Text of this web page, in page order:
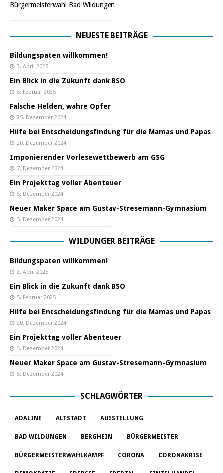
Bürgermeisterwahl Bad Wildungen
NEUESTE BEITRÄGE
Bildungspaten willkommen!
3. April 2025
Ein Blick in die Zukunft dank BSO
5. Februar 2025
Falsche Helden, wahre Opfer
25. Dezember 2024
Hilfe bei Entscheidungsfindung für die Mamas und Papas
20. Dezember 2024
Imponierender Vorlesewettbewerb am GSG
7. Dezember 2024
Ein Projekttag voller Abenteuer
5. Dezember 2024
Neuer Maker Space am Gustav-Stresemann-Gymnasium
5. Dezember 2024
WILDUNGER BEITRÄGE
Bildungspaten willkommen!
3. April 2025
Ein Blick in die Zukunft dank BSO
5. Februar 2025
Hilfe bei Entscheidungsfindung für die Mamas und Papas
20. Dezember 2024
Ein Projekttag voller Abenteuer
5. Dezember 2024
Neuer Maker Space am Gustav-Stresemann-Gymnasium
5. Dezember 2024
SCHLAGWÖRTER
ADALINE ALTSTADT AUSSTELLUNG
BAD WILDUNGEN BERGHEIM BÜRGERMEISTER
BÜRGERMEISTERWAHLKAMPF CORONA CORONAKRISE